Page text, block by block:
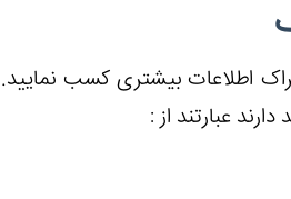
اطلاعات بیشتری کسب نمایید.
عبارتند از :